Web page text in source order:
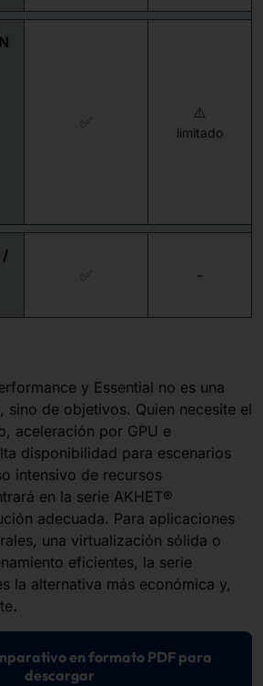
✅
⚠️
limitado
/
✅ -
y Essential no es una
sino de objetivos. Quien necesite el
aceleración por GPU e
disponibilidad para escenarios
intensivo de recursos
en la serie AKHET®
adecuada. Para aplicaciones
una virtualización sólida o
eficientes, la serie
la alternativa más económica y,
.
en formato PDF para
descargar